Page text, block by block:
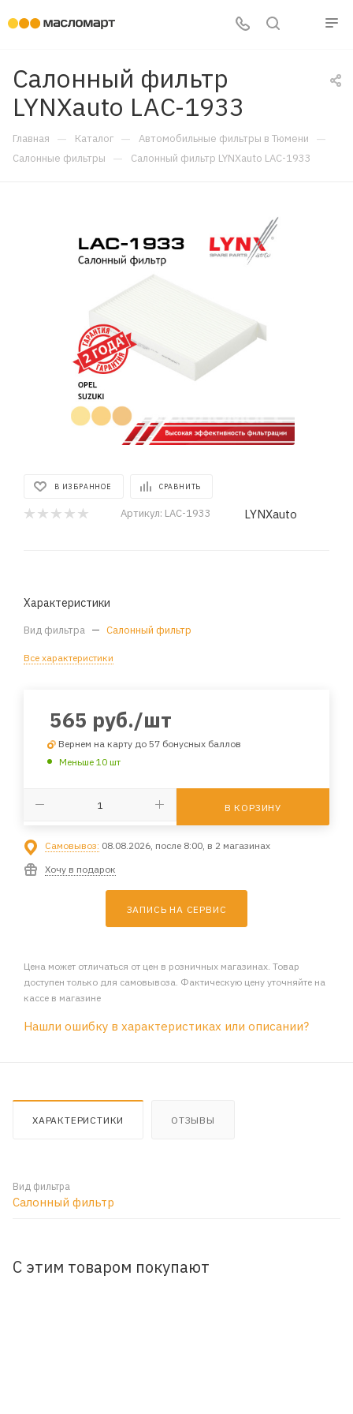
Салонный фильтр
LYNXauto LAC-1933
Главная — Каталог — Автомобильные фильтры в Тюмени —
Салонные фильтры — Салонный фильтр LYNXauto LAC-1933
В ИЗБРАННОЕ СРАВНИТЬ
Артикул: LAC-1933 LYNXauto
Характеристики
Вид фильтра — Салонный фильтр
Все характеристики
565 руб./шт
Вернем на карту до 57 бонусных баллов
Меньше 10 шт
В КОРЗИНУ
Самовывоз: 08.08.2026, после 8:00, в 2 магазинах
Хочу в подарок
ЗАПИСЬ НА СЕРВИС
Цена может отличаться от цен в розничных магазинах. Товар
доступен только для самовывоза. Фактическую цену уточняйте на
кассе в магазине
Нашли ошибку в характеристиках или описании?
ХАРАКТЕРИСТИКИ ОТЗЫВЫ
Вид фильтра
Салонный фильтр
С этим товаром покупают